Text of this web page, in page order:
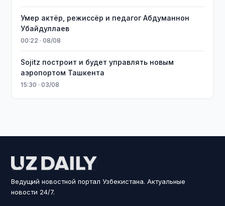
Умер актёр, режиссёр и педагог Абдуманнон
Убайдуллаев
00:22 · 08/08
Sojitz построит и будет управлять новым
аэропортом Ташкента
15:30 · 03/08
Ведущий новостной портал Узбекистана. Актуальные
новости 24/7.